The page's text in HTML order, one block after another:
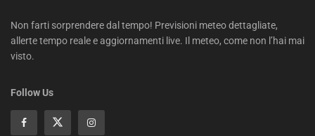
Non farti sorprendere dal tempo! Previsioni meteo dettagliate,
allerte tempo reale e aggiornamenti live. Il meteo, come non l’hai mai
visto.
Follow Us